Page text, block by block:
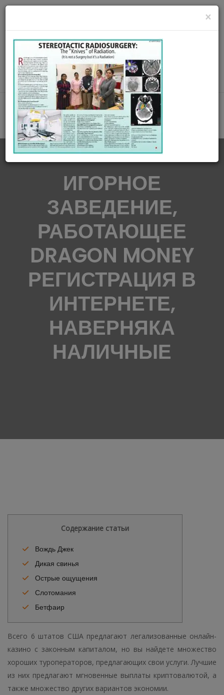
Call Us : 8420345509 / 9432922741
MAKE APPOINMENT
ИГОРНОЕ
ЗАВЕДЕНИЕ,
РАБОТАЮЩЕЕ
DRAGON MONEY
РЕГИСТРАЦИЯ В
ИНТЕРНЕТЕ,
НАВЕРНЯКА
НАЛИЧНЫЕ
Содержание статьи
Вождь Джек
Дикая свинья
Острые ощущения
Слотомания
Бетфаир
Всего 6 штатов США предлагают легализованные онлайн-
казино с законным капиталом, но вы найдете множество
хороших туроператоров, предлагающих свои услуги. Лучшие
из них предлагают мгновенные выплаты криптовалютой, а
также множество других вариантов экономии.
×